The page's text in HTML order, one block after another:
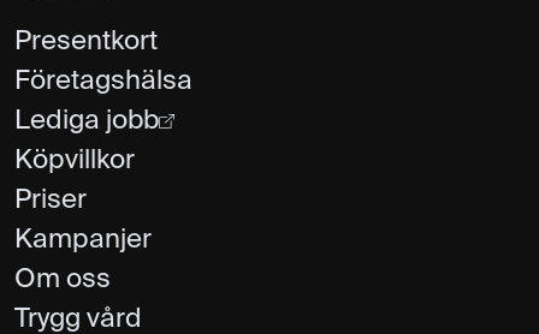
Presentkort
Företagshälsa
Lediga jobb
Köpvillkor
Priser
Kampanjer
Om oss
Trygg vård